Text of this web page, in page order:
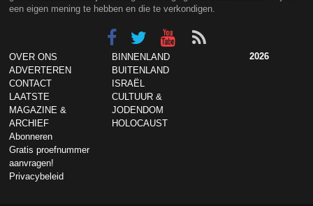
een eigen mening te hebben en die te verkondigen.
OVER ONS
ADVERTEREN
CONTACT
LAATSTE
MAGAZINE &
ARCHIEF
Abonneren
Gratis proefnummer
aanvragen!
Privacybeleid
BINNENLAND
BUITENLAND
ISRAËL
CULTUUR &
JODENDOM
HOLOCAUST
2026